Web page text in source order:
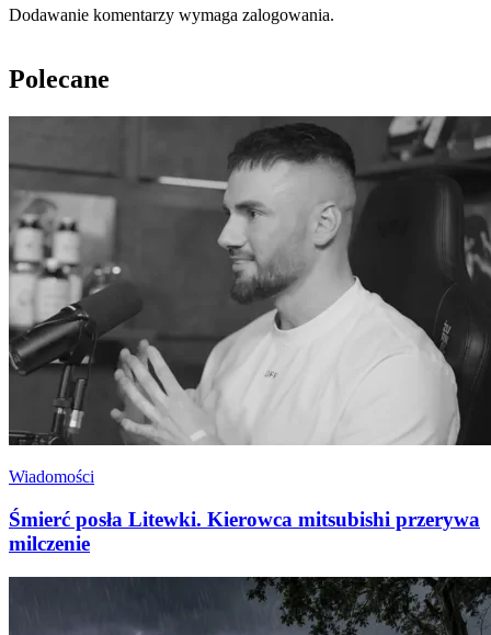
Dodawanie komentarzy wymaga zalogowania.
Polecane
Wiadomości
Śmierć posła Litewki. Kierowca mitsubishi przerywa
milczenie